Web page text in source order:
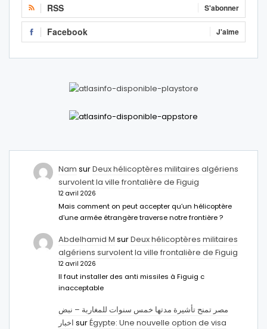
RSS S'abonner
Facebook J'aime
Nam surDeux hélicoptères militaires algériens
survolent la ville frontalière de Figuig
12 avril 2026
Mais comment on peut accepter qu’un hélicoptère
d’une armée étrangère traverse notre frontière ?
Abdelhamid M surDeux hélicoptères militaires
algériens survolent la ville frontalière de Figuig
12 avril 2026
Il faut installer des anti missiles à Figuig c
inacceptable
مصر تمنح تأشيرة مدتها خمس سنوات للمغاربة – نبض
اخبار surÉgypte: Une nouvelle option de visa